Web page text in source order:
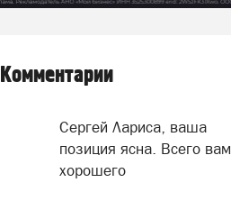
Комментарии
Сергей Лариса, ваша
позиция ясна. Всего вам
хорошего